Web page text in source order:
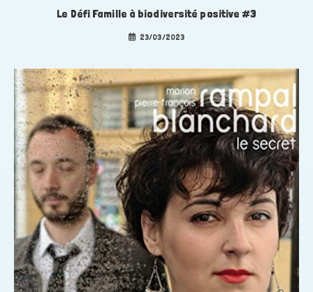
Le Défi Famille à biodiversité positive #3
23/03/2023